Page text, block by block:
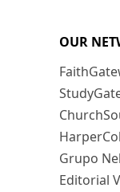
OUR
Grupo
Editorial